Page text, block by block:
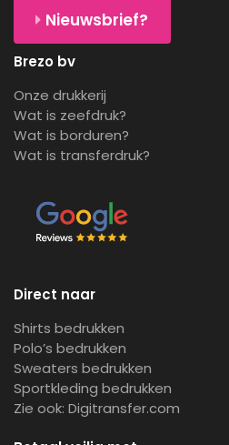
Nieuwsbrief?
Brezo bv
Onze drukkerij
Wat is zeefdruk?
Wat is borduren?
Wat is transferdruk?
Direct naar
Shirts bedrukken
Polo’s bedrukken
Sweaters bedrukken
Sportkleding bedrukken
Zie ook: Digitransfer.com